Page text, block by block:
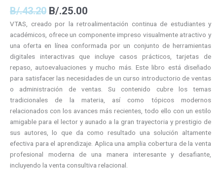
B/.43.20 B/.25.00
VTAS, creado por la retroalimentación continua de estudiantes y
académicos, ofrece un componente impreso visualmente atractivo y
una oferta en línea conformada por un conjunto de herramientas
digitales interactivas que incluye casos prácticos, tarjetas de
repaso, autoevaluaciones y mucho más. Este libro está diseñado
para satisfacer las necesidades de un curso introductorio de ventas
o administración de ventas. Su contenido cubre los temas
tradicionales de la materia, así como tópicos modernos
relacionados con los avances más recientes, todo ello con un estilo
amigable para el lector y aunado a la gran trayectoria y prestigio de
sus autores, lo que da como resultado una solución altamente
efectiva para el aprendizaje. Aplica una amplia cobertura de la venta
profesional moderna de una manera interesante y desafiante,
incluyendo la venta consultiva relacional.